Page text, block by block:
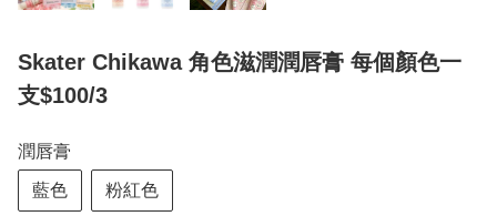
Skater Chikawa 角色滋潤潤唇膏 每個顏色一
支$100/3
潤唇膏
藍色 粉紅色